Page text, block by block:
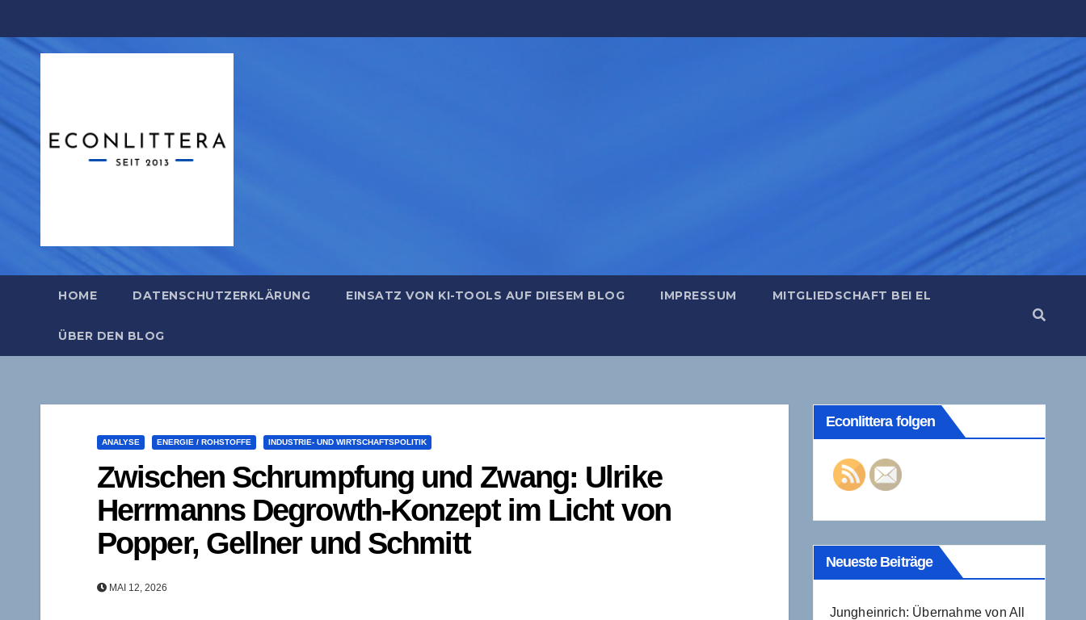
Inhalt
springen
HOME DATENSCHUTZERKLÄRUNG EINSATZ VON KI-TOOLS AUF DIESEM BLOG IMPRESSUM MITGLIEDSCHAFT BEI EL
ÜBER DEN BLOG
ANALYSE ENERGIE / ROHSTOFFE INDUSTRIE- UND WIRTSCHAFTSPOLITIK
Zwischen Schrumpfung und Zwang: Ulrike
Herrmanns Degrowth-Konzept im Licht von
Popper, Gellner und Schmitt
MAI 12, 2026
Econlittera folgen
Neueste Beiträge
Jungheinrich: Übernahme von All